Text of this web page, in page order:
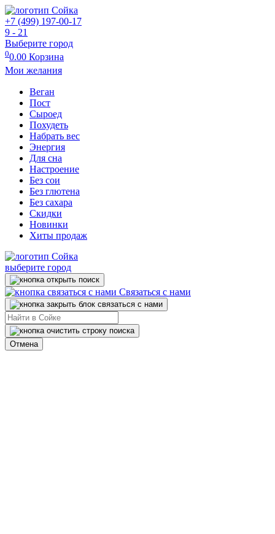
+7 (499) 197-00-17
9 - 21
Выберите город
00.00 Корзина
Мои желания
Веган
Пост
Сыроед
Похудеть
Набрать вес
Энергия
Для сна
Настроение
Без сои
Без глютена
Без сахара
Скидки
Новинки
Хиты продаж
выберите город
Связаться с нами
Отмена